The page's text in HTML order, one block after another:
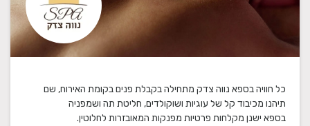
כל חוויה בספא נווה צדק מתחילה בקבלת פנים בקומת האירוח, שם